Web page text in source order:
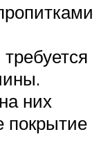
них
покрытие